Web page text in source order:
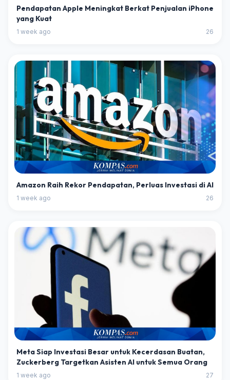
Pendapatan Apple Meningkat Berkat Penjualan iPhone
yang Kuat
1 week ago 26
Amazon Raih Rekor Pendapatan, Perluas Investasi di AI
1 week ago 26
Meta Siap Investasi Besar untuk Kecerdasan Buatan,
Zuckerberg Targetkan Asisten AI untuk Semua Orang
1 week ago 27